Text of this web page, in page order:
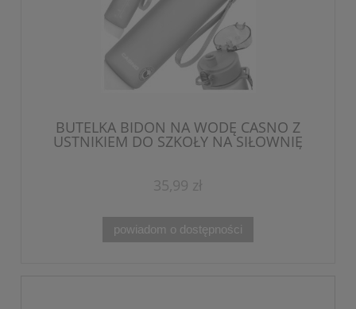
BUTELKA BIDON NA WODĘ CASNO Z
USTNIKIEM DO SZKOŁY NA SIŁOWNIĘ
35,99 zł
powiadom o dostępności